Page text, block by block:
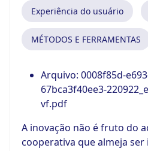
Experiência do usuário
MÉTODOS E FERRAMENTAS
Arquivo: 0008f85d-
67bca3f40ee3-
vf.pdf
A inovação não é fruto do
cooperativa que almeja